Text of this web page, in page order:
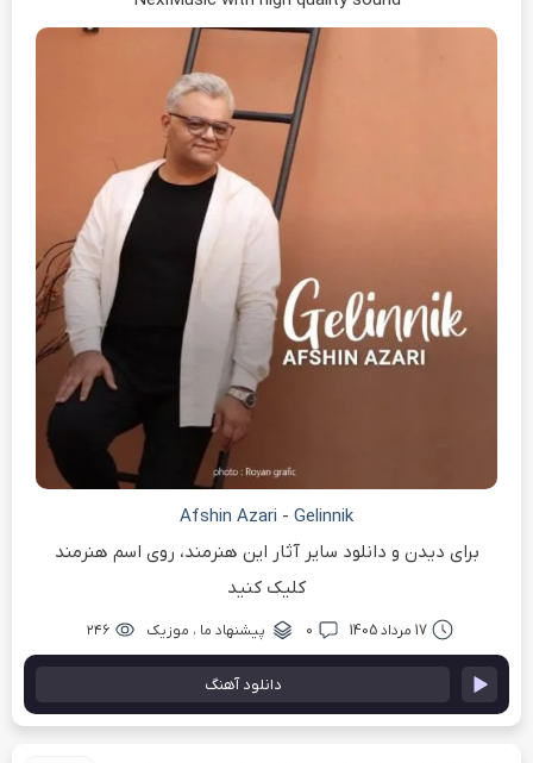
Afshin Azari - Gelinnik
برای دیدن و دانلود سایر آثار این هنرمند، روی اسم هنرمند
کلیک کنید
17 مرداد 1405 ۰ پیشنهاد ما ، موزیک ۲۴۶
دانلود آهنگ